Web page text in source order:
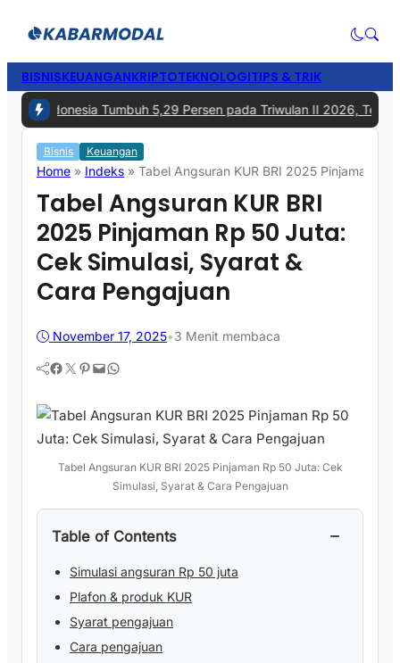
BISNISKEUANGANKRIPTOTEKNOLOGITIPS & TRIK
Indonesia Tumbuh 5,29 Persen pada Triwulan II 2026, Tertinggi
Bisnis Keuangan
Home » Indeks » Tabel Angsuran KUR BRI 2025 Pinjaman
Tabel Angsuran KUR BRI
2025 Pinjaman Rp 50 Juta:
Cek Simulasi, Syarat &
Cara Pengajuan
November 17, 2025•3 Menit membaca
Facebook Twitter Pinterest Mail WhatsApp
Tabel Angsuran KUR BRI 2025 Pinjaman Rp 50 Juta: Cek
Simulasi, Syarat & Cara Pengajuan
Table of Contents −
Simulasi angsuran Rp 50 juta
Plafon & produk KUR
Syarat pengajuan
Cara pengajuan